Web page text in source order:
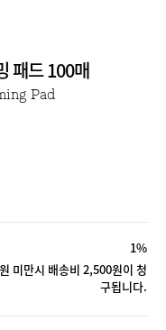
패드 100매
Pad
1%
미만시 배송비 2,500원이 청
구됩니다.